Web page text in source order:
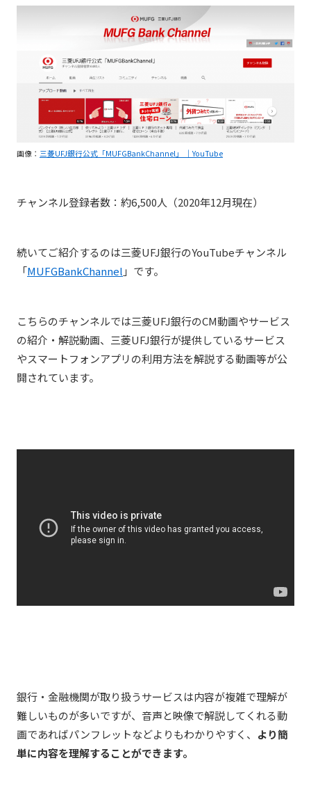
画像： 三菱UFJ銀行公式「MUFGBankChannel」 ｜YouTube
チャンネル登録者数：約6,500人（2020年12月現在）
続いてご紹介するのは三菱UFJ銀行のYouTubeチャンネル
「MUFGBankChannel 」です。
こちらのチャンネルでは三菱UFJ銀行のCM動画やサービス
の紹介・解説動画、三菱UFJ銀行が提供しているサービス
やスマートフォンアプリの利用方法を解説する動画等が公
開されています。
銀行・金融機関が取り扱うサービスは内容が複雑で理解が
難しいものが多いですが、音声と映像で解説してくれる動
画であればパンフレットなどよりもわかりやすく、 より簡
単に内容を理解することができます。